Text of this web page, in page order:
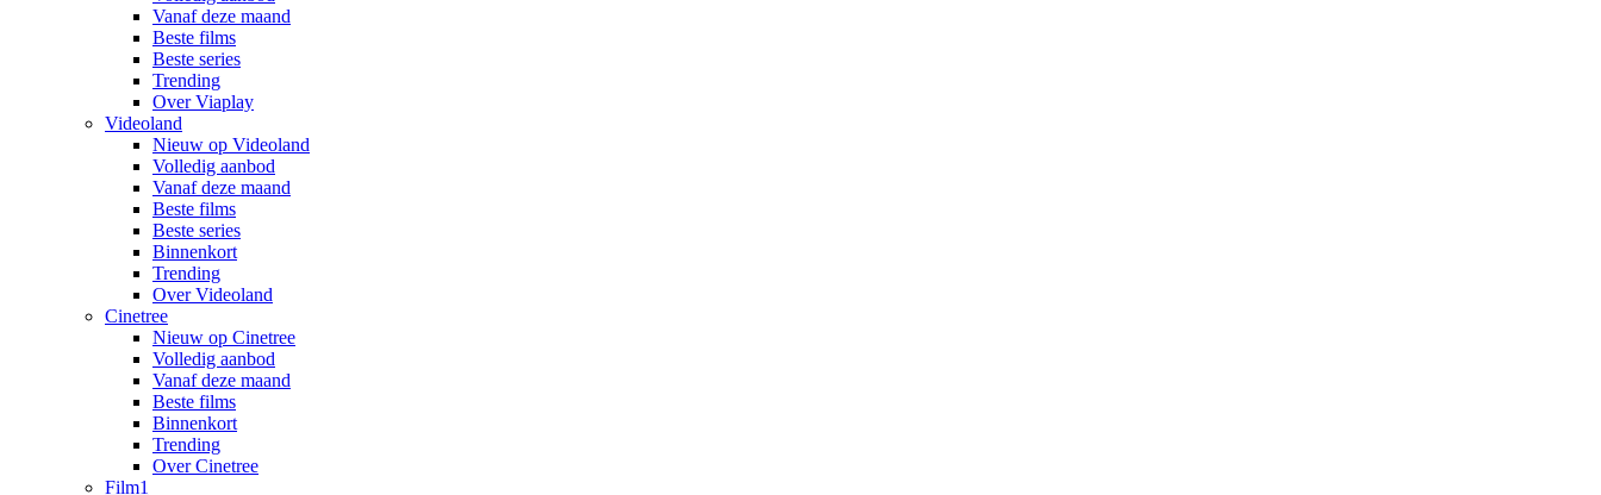
Vanaf deze maand
Beste films
Beste series
Trending
Over Viaplay
Videoland
Nieuw op Videoland
Volledig aanbod
Vanaf deze maand
Beste films
Beste series
Binnenkort
Trending
Over Videoland
Cinetree
Nieuw op Cinetree
Volledig aanbod
Vanaf deze maand
Beste films
Binnenkort
Trending
Over Cinetree
Film1